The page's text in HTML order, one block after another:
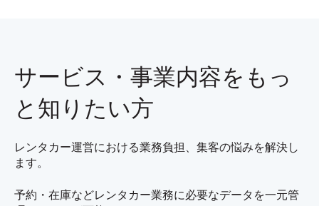
サービス・事業内容をもっ
と知りたい方
レンタカー運営における業務負担、集客の悩みを解決し
ます。
予約・在庫などレンタカー業務に必要なデータを一元管